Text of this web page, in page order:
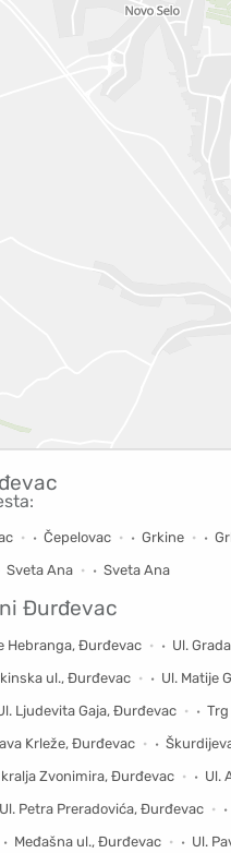
Čepelovac Grkine
Sveta Ana Sveta Ana
Đurđevac
Hebranga, Đurđevac Ul.
ul., Đurđevac Ul. Matije
Ljudevita Gaja, Đurđevac
Krleže, Đurđevac
kralja Zvonimira, Đurđevac Ul.
Ul. Petra Preradovića, Đurđevac
Međašna ul., Đurđevac Ul.